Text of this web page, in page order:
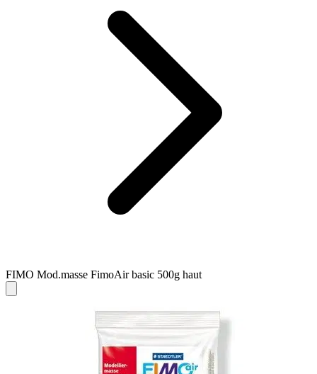
FIMO Mod.masse FimoAir basic 500g haut